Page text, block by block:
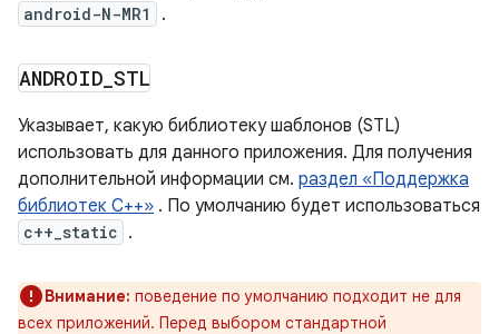
android-N-MR1 .
ANDROID STL
Указывает, какую библиотеку шаблонов (STL)
использовать для данного приложения. Для получения
дополнительной информации см. раздел «Поддержка
библиотек C++» . По умолчанию будет использоваться
c++_static .
Внимание: поведение по умолчанию подходит не для
всех приложений. Перед выбором стандартной